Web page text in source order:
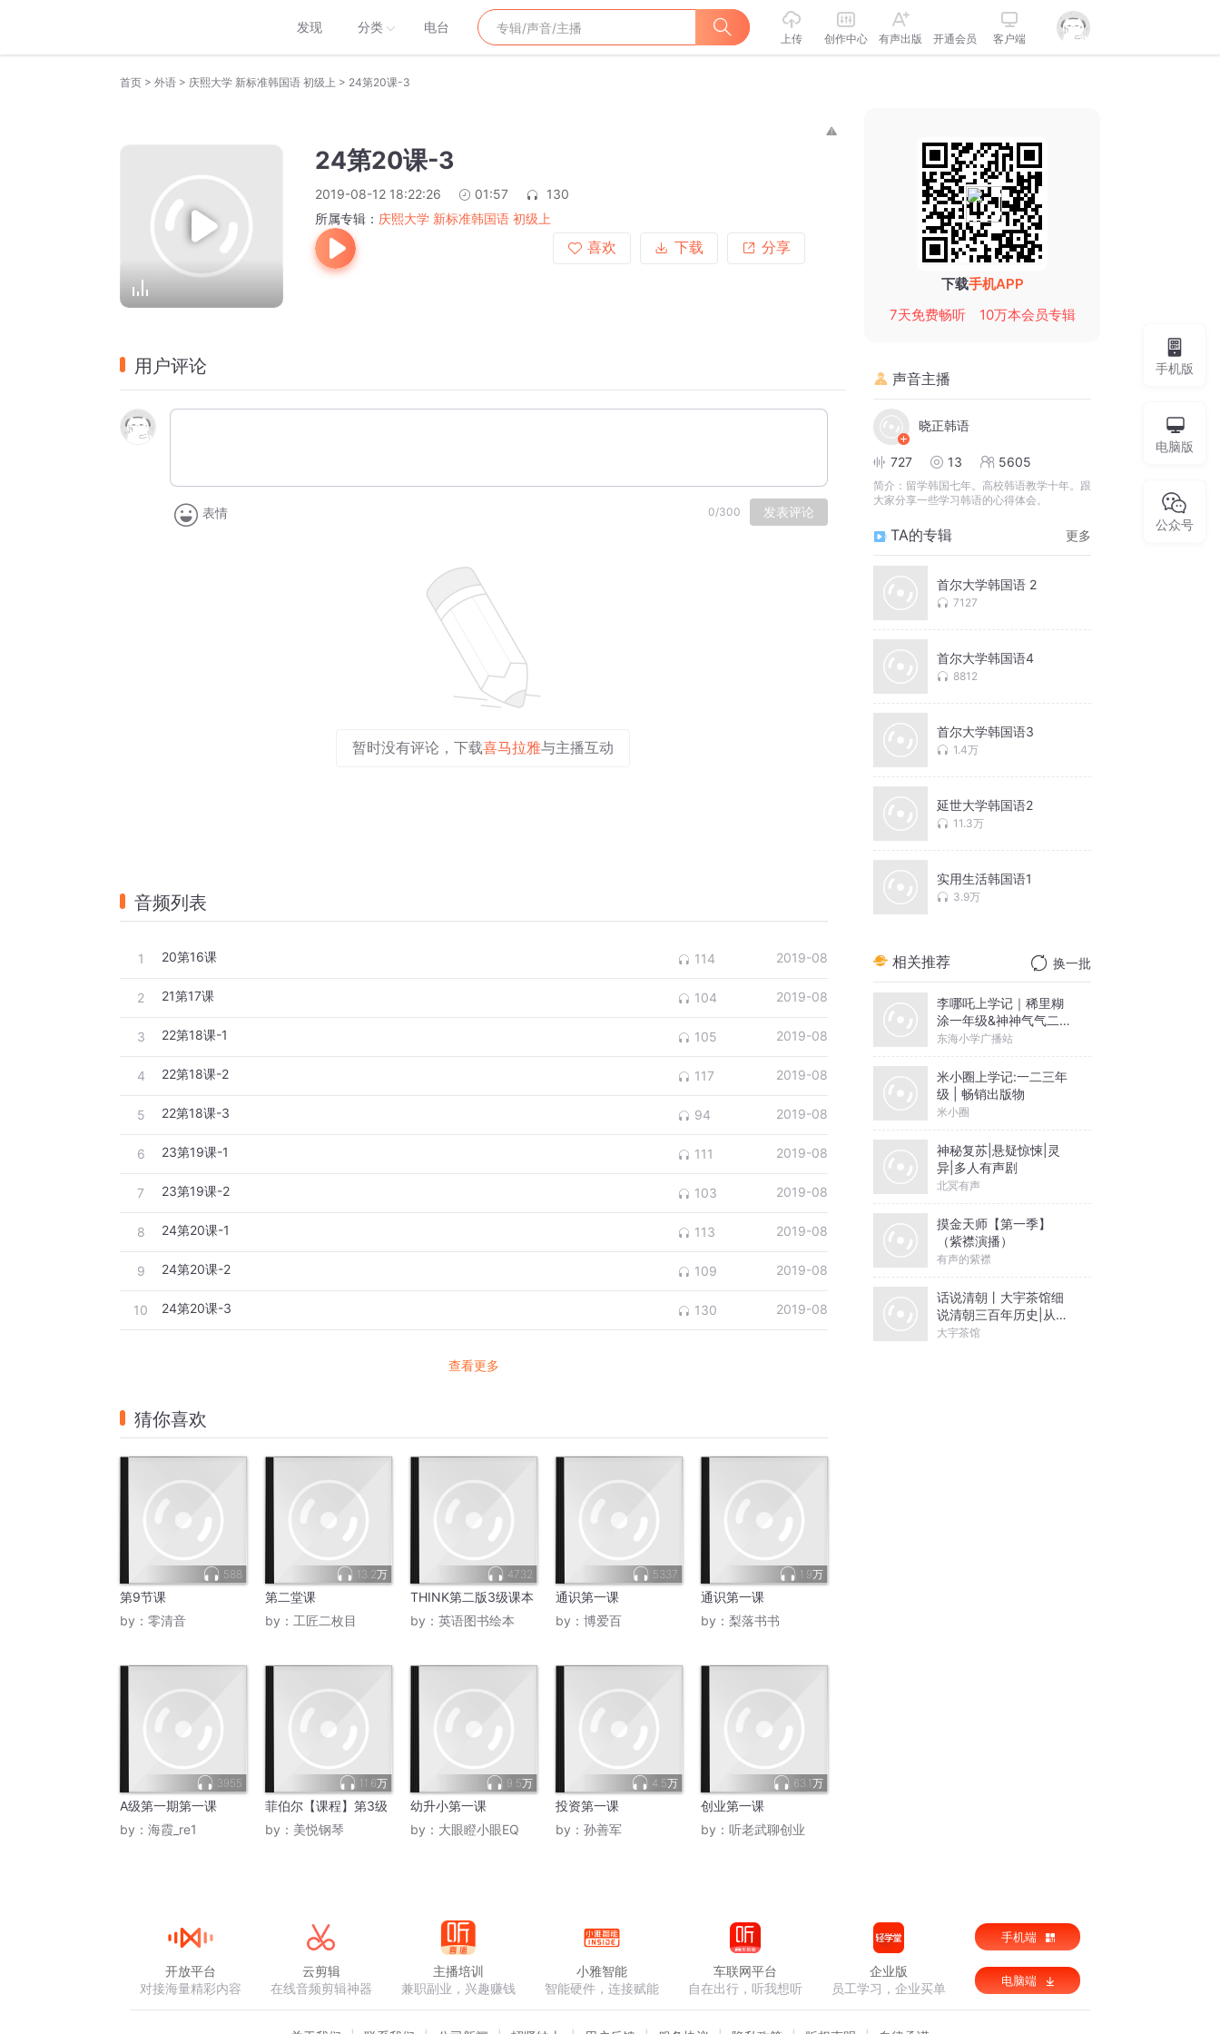
发现 分类 电台
上传 创作中心 有声出版 开通会员 客户端
首页 > 外语 > 庆熙大学 新标准韩国语 初级上 > 24第20课-3
24第20课-3
2019-08-12 18:22:26 01:57
130
所属专辑： 庆熙大学 新标准韩国语 初级上
喜欢
下载 分享
用户评论
表情 0/300 发表评论
暂时没有评论，下载喜马拉雅与主播互动
音频列表
1 20第16课 114 2019-08
2 21第17课 104 2019-08
3 22第18课-1 105 2019-08
4 22第18课-2 117 2019-08
5 22第18课-3 94 2019-08
6 23第19课-1 111 2019-08
7 23第19课-2 103 2019-08
8 24第20课-1 113 2019-08
9 24第20课-2 109 2019-08
10 24第20课-3 130 2019-08
查看更多
猜你喜欢
588
第9节课
by： 零清音
13.2万
第二堂课
by： 工匠二枚目
4732
THINK第二版3级课本
by： 英语图书绘本
5337
通识第一课
by： 博爱百
1.9万
通识第一课
by： 梨落书书
3955
A级第一期第一课
by： 海霞_re1
11.6万
菲伯尔【课程】第3级
by： 美悦钢琴
9.5万
幼升小第一课
by： 大眼瞪小眼EQ
4.5万
投资第一课
by： 孙善军
63.1万
创业第一课
by： 听老武聊创业
下载手机APP
7天免费畅听
10万本会员专辑
声音主播
晓正韩语
727 13 5605
简介： 留学韩国七年。高校韩语教学十年。跟
大家分享一些学习韩语的心得体会。
TA的专辑 更多
首尔大学韩国语 2
7127
首尔大学韩国语4
8812
首尔大学韩国语3
1.4万
延世大学韩国语2
11.3万
实用生活韩国语1
3.9万
相关推荐 换一批
李哪吒上学记｜稀里糊
涂一年级&神神气气二年
级
东海小学广播站
米小圈上学记:一二三年
级 | 畅销出版物
米小圈
神秘复苏|悬疑惊悚|灵
异|多人有声剧
北冥有声
摸金天师【第一季】
（紫襟演播）
有声的紫襟
话说清朝丨大宇茶馆细
说清朝三百年历史|从努
尔哈赤到末代皇帝溥仪|
大宇茶馆
手机版
电脑版
公众号
开放平台
对接海量精彩内容
云剪辑
在线音频剪辑神器
主播培训
兼职副业，兴趣赚钱
小雅智能
智能硬件，连接赋能
车联网平台
自在出行，听我想听
企业版
员工学习，企业买单
手机端
电脑端